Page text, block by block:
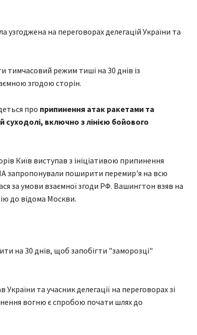
узгоджена на переговорах делегацій України та
режим тиші на 30 днів із
згодою сторін.
про припинення атак ракетами та
суходолі, включно з лінією бойового
Київ виступав з ініціативою припинення
запропонували поширити перемир'я на всю
за умови взаємної згоди РФ. Вашингтон взяв на
до відома Москви.
на 30 днів, щоб запобігти "заморозці"
та учасник делегації на переговорах зі
вогню є спробою почати шлях до